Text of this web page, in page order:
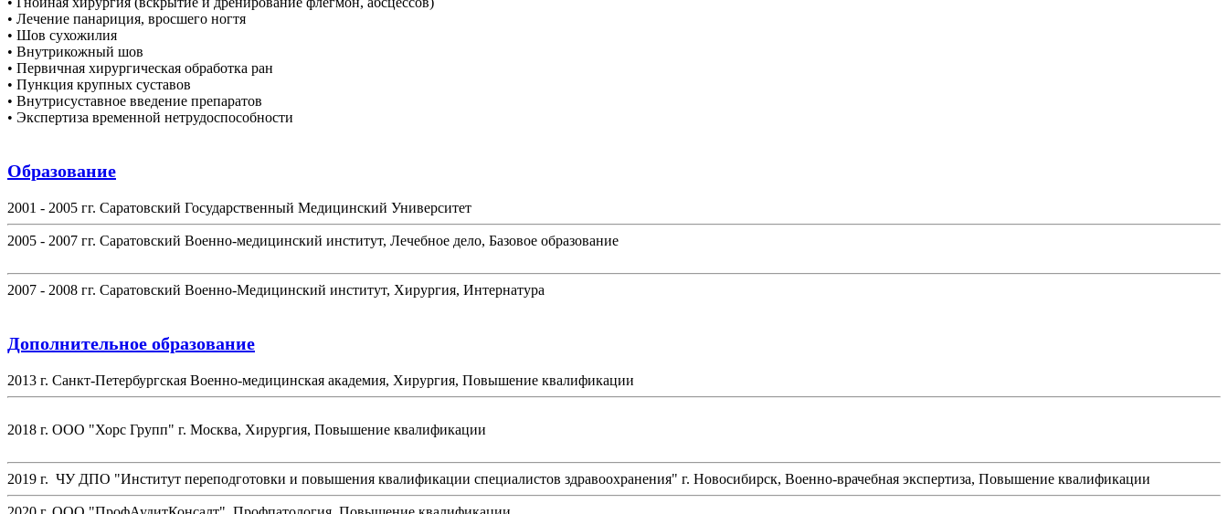
• Лечение панариция, вросшего ногтя
• Шов сухожилия
• Внутрикожный шов
• Первичная хирургическая обработка ран
• Пункция крупных суставов
• Внутрисуставное введение препаратов
• Экспертиза временной нетрудоспособности
Образование
2001 - 2005 гг. Саратовский Государственный Медицинский Университет
2005 - 2007 гг. Саратовский Военно-медицинский институт, Лечебное дело, Базовое образование
2007 - 2008 гг. Саратовский Военно-Медицинский институт, Хирургия, Интернатура
Дополнительное образование
2013 г. Санкт-Петербургская Военно-медицинская академия, Хирургия, Повышение квалификации
2018 г. ООО "Хорс Групп" г. Москва, Хирургия, Повышение квалификации
2019 г. ЧУ ДПО "Институт переподготовки и повышения квалификации специалистов здравоохранения" г. Новосибирск, Военно-врачебная экспертиза, Повышение квалификации